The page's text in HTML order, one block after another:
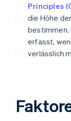
Principles
die Höhe
bestimmen.
erfasst,
verlässlich